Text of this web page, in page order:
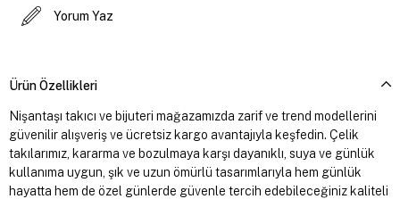
Yorum Yaz
Ürün Özellikleri
Nişantaşı takıcı ve bijuteri mağazamızda zarif ve trend modellerini
güvenilir alışveriş ve ücretsiz kargo avantajıyla keşfedin. Çelik
takılarımız, kararma ve bozulmaya karşı dayanıklı, suya ve günlük
kullanıma uygun, şık ve uzun ömürlü tasarımlarıyla hem günlük
hayatta hem de özel günlerde güvenle tercih edebileceğiniz kaliteli